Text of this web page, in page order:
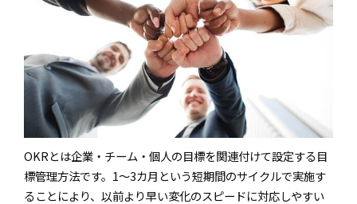
OKRとは企業・チーム・個人の目標を関連付けて設定する目
標管理方法です。1～3カ月という短期間のサイクルで実施す
ることにより、以前より早い変化のスピードに対応しやすい